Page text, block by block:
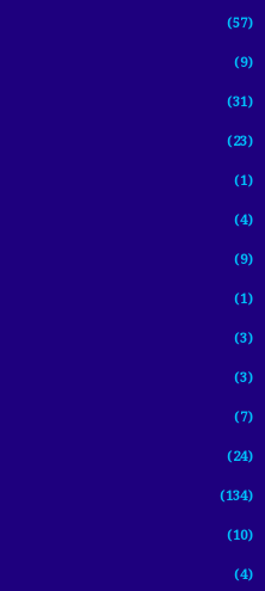
(57)
(9)
(31)
(23)
(1)
(4)
(9)
(1)
(3)
(3)
(7)
(24)
(134)
(10)
(4)